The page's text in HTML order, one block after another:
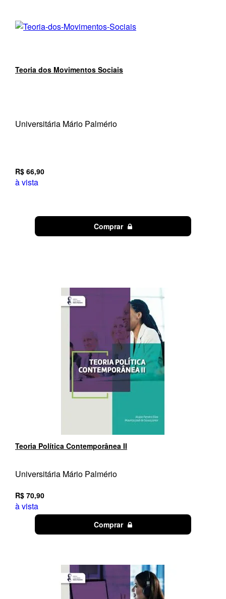
Teoria dos Movimentos Sociais
Universitária Mário Palmério
R$ 66,90
à vista
Comprar
Teoria Política Contemporânea II
Universitária Mário Palmério
R$ 70,90
à vista
Comprar